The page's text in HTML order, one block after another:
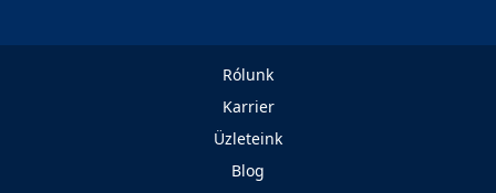
Rólunk
Karrier
Üzleteink
Blog